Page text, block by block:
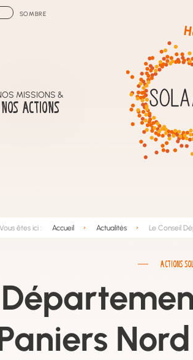
SOMBRE
MISSIONS &
NOS ACTIONS
Vous êtes ici : Accueil Actualités Le Conseil
ACTIONS